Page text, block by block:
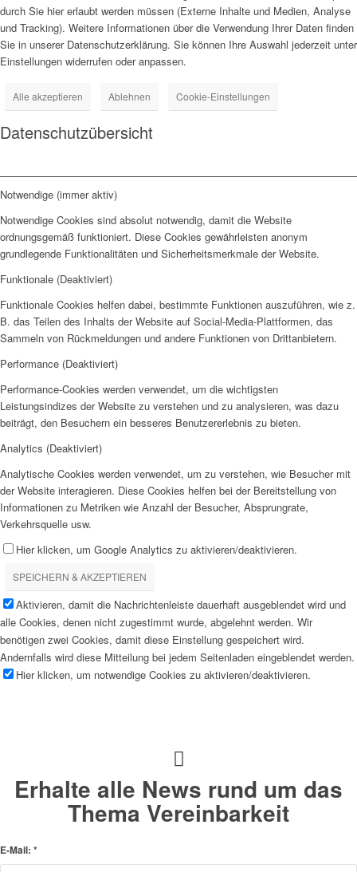
durch Sie hier erlaubt werden müssen (Externe Inhalte und Medien, Analyse
und Tracking). Weitere Informationen über die Verwendung Ihrer Daten finden
Sie in unserer Datenschutzerklärung. Sie können Ihre Auswahl jederzeit unter
Einstellungen widerrufen oder anpassen.
Alle akzeptieren Ablehnen Cookie-Einstellungen
Datenschutzübersicht
Notwendige (immer aktiv)
Notwendige Cookies sind absolut notwendig, damit die Website
ordnungsgemäß funktioniert. Diese Cookies gewährleisten anonym
grundlegende Funktionalitäten und Sicherheitsmerkmale der Website.
Funktionale (Deaktiviert)
Funktionale Cookies helfen dabei, bestimmte Funktionen auszuführen, wie z.
B. das Teilen des Inhalts der Website auf Social-Media-Plattformen, das
Sammeln von Rückmeldungen und andere Funktionen von Drittanbietern.
Performance (Deaktiviert)
Performance-Cookies werden verwendet, um die wichtigsten
Leistungsindizes der Website zu verstehen und zu analysieren, was dazu
beiträgt, den Besuchern ein besseres Benutzererlebnis zu bieten.
Analytics (Deaktiviert)
Analytische Cookies werden verwendet, um zu verstehen, wie Besucher mit
der Website interagieren. Diese Cookies helfen bei der Bereitstellung von
Informationen zu Metriken wie Anzahl der Besucher, Absprungrate,
Verkehrsquelle usw.
Hier klicken, um Google Analytics zu aktivieren/deaktivieren.
SPEICHERN & AKZEPTIEREN
Aktivieren, damit die Nachrichtenleiste dauerhaft ausgeblendet wird und
alle Cookies, denen nicht zugestimmt wurde, abgelehnt werden. Wir
benötigen zwei Cookies, damit diese Einstellung gespeichert wird.
Andernfalls wird diese Mitteilung bei jedem Seitenladen eingeblendet werden.
Hier klicken, um notwendige Cookies zu aktivieren/deaktivieren.
Erhalte alle News rund um das
Thema Vereinbarkeit
E-Mail: *